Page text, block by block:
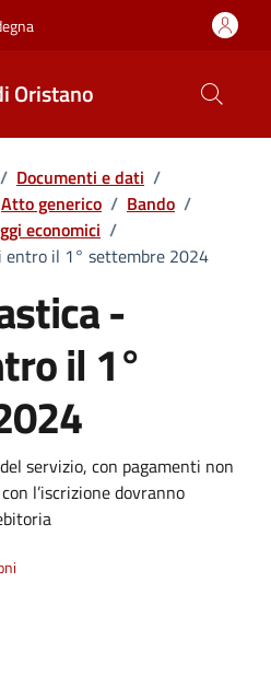
Oristano
/ Documenti e dati /
Atto generico / Bando /
economici /
entro il 1° settembre 2024
-
il 1°
servizio, con pagamenti non
l’iscrizione dovranno